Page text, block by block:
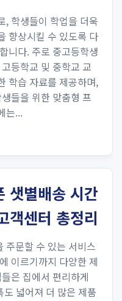
, 학생들이 학업을 더욱
향상시킬 수 있도록 다
니다. 주로 중고등학생
등학교 및 중학교 교
학습 자료를 제공하며,
들을 위한 맞춤형 프
는...
샛별배송 시간
객센터 총정리
주문할 수 있는 서비스
이르기까지 다양한 제
은 집에서 편리하게
넓어져 더 많은 제품